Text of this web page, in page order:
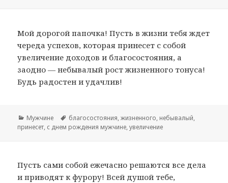
Мой дорогой папочка! Пусть в жизни тебя ждет
череда успехов, которая принесет с собой
увеличение доходов и благосостояния, а
заодно — небывалый рост жизненного тонуса!
Будь радостен и удачлив!
Рубрики
Мужчине Метки
благосостояния,жизненного, небывалый,
принесет, с днем рождения мужчине,увеличение
Пусть сами собой ежечасно решаются все дела
и приводят к фурору! Всей душой тебе,